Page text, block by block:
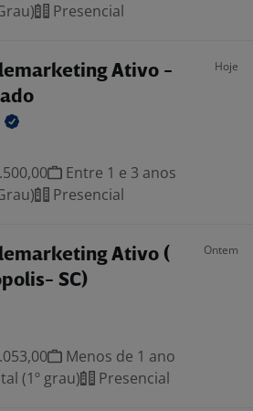
Presencial
Ativo -
Hoje
Entre 1 e 3 anos
Presencial
Ativo (
SC)
Ontem
Menos de 1 ano
(1º grau)
Presencial